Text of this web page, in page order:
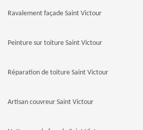
Ravalement façade Saint Victour
Peinture sur toiture Saint Victour
Réparation de toiture Saint Victour
Artisan couvreur Saint Victour